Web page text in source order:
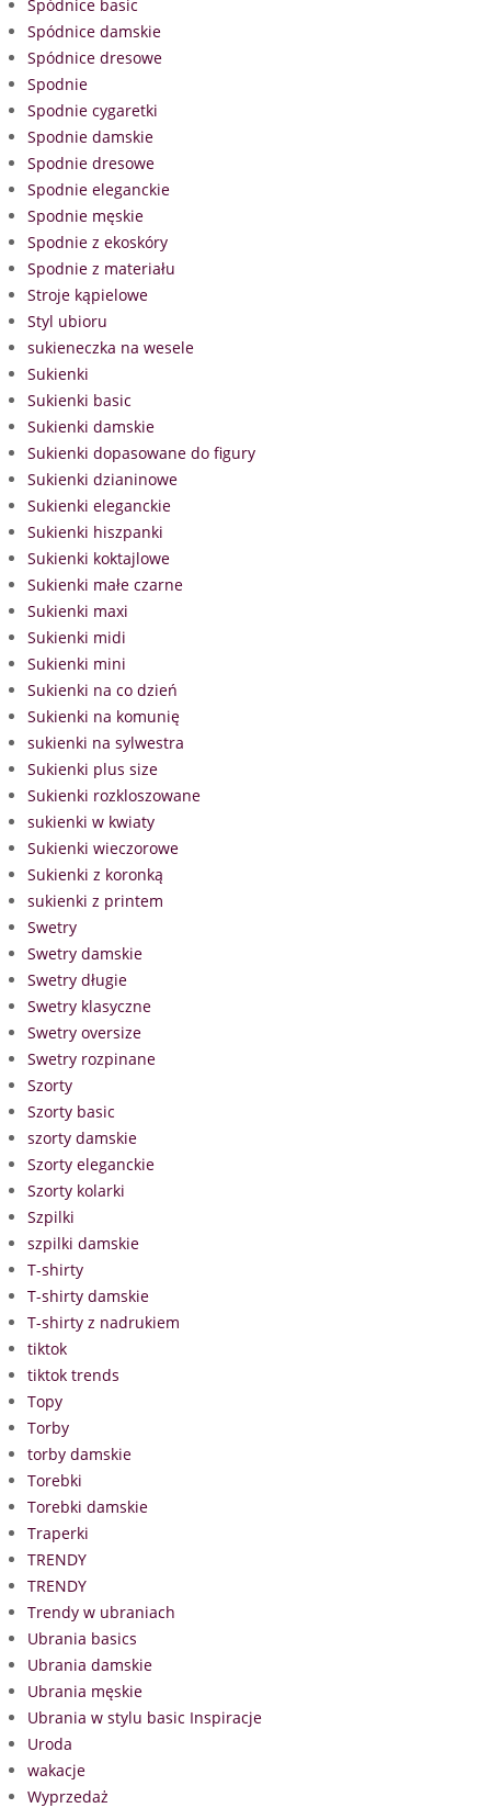
Spódnice basic
Spódnice damskie
Spódnice dresowe
Spodnie
Spodnie cygaretki
Spodnie damskie
Spodnie dresowe
Spodnie eleganckie
Spodnie męskie
Spodnie z ekoskóry
Spodnie z materiału
Stroje kąpielowe
Styl ubioru
sukieneczka na wesele
Sukienki
Sukienki basic
Sukienki damskie
Sukienki dopasowane do figury
Sukienki dzianinowe
Sukienki eleganckie
Sukienki hiszpanki
Sukienki koktajlowe
Sukienki małe czarne
Sukienki maxi
Sukienki midi
Sukienki mini
Sukienki na co dzień
Sukienki na komunię
sukienki na sylwestra
Sukienki plus size
Sukienki rozkloszowane
sukienki w kwiaty
Sukienki wieczorowe
Sukienki z koronką
sukienki z printem
Swetry
Swetry damskie
Swetry długie
Swetry klasyczne
Swetry oversize
Swetry rozpinane
Szorty
Szorty basic
szorty damskie
Szorty eleganckie
Szorty kolarki
Szpilki
szpilki damskie
T-shirty
T-shirty damskie
T-shirty z nadrukiem
tiktok
tiktok trends
Topy
Torby
torby damskie
Torebki
Torebki damskie
Traperki
TRENDY
TRENDY
Trendy w ubraniach
Ubrania basics
Ubrania damskie
Ubrania męskie
Ubrania w stylu basic Inspiracje
Uroda
wakacje
Wyprzedaż